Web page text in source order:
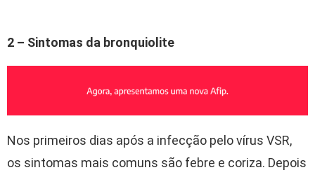
2 – Sintomas da bronquiolite
Nos primeiros dias após a infecção pelo vírus VSR,
os sintomas mais comuns são febre e coriza. Depois